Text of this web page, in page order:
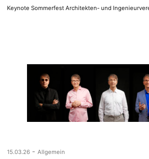
Keynote Sommerfest Architekten- und
15.03.26 - Allgemein